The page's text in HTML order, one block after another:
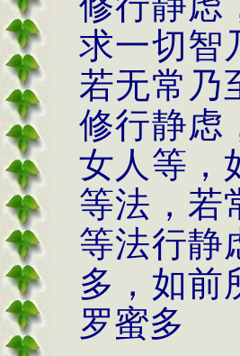
求一切智
若无常乃
修行静虑
女人等，
等法，若
等法行静
多，如前
罗蜜多